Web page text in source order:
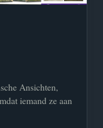
Ansichten,
iemand ze aan